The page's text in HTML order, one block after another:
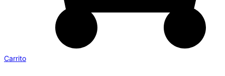
Carrito